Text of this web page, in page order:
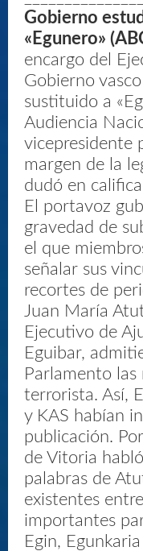
Gobierno
«Egunero»
encargo del
Gobierno
sustituido a
Audiencia
vicepresidente
margen de la
dudó en
El portavoz
gravedad de
el que
señalar sus
recortes de
Juan María
Ejecutivo de
Eguibar,
Parlamento las
terrorista. Así,
y KAS habían
publicación.
de Vitoria
palabras de
existentes
importantes
Egin,